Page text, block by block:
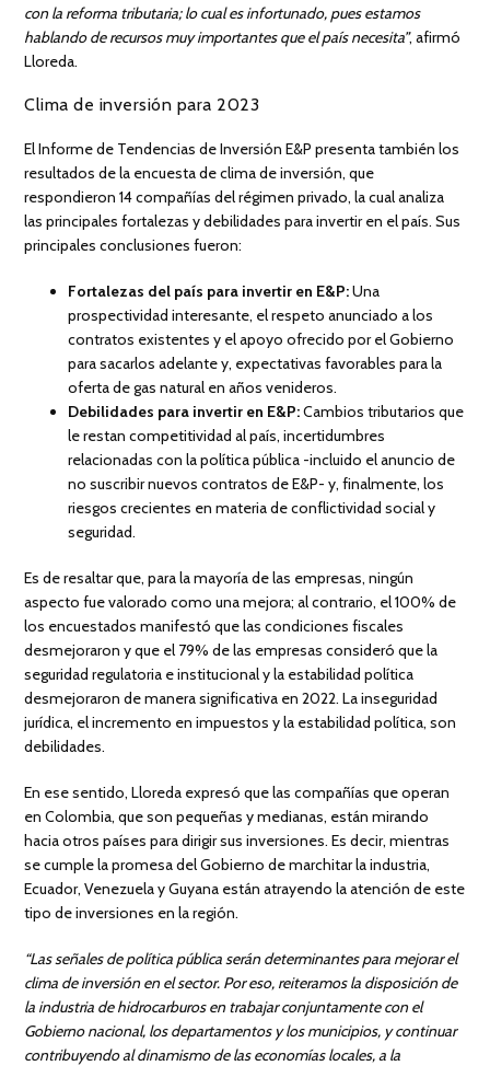
con la reforma tributaria; lo cual es infortunado, pues estamos
hablando de recursos muy importantes que el país necesita”, afirmó
Lloreda.
Clima de inversión para 2023
El Informe de Tendencias de Inversión E&P presenta también los
resultados de la encuesta de clima de inversión, que
respondieron 14 compañías del régimen privado, la cual analiza
las principales fortalezas y debilidades para invertir en el país. Sus
principales conclusiones fueron:
Fortalezas del país para invertir en E&P:Una
prospectividad interesante, el respeto anunciado a los
contratos existentes y el apoyo ofrecido por el Gobierno
para sacarlos adelante y, expectativas favorables para la
oferta de gas natural en años venideros.
Debilidades para invertir en E&P:Cambios tributarios que
le restan competitividad al país, incertidumbres
relacionadas con la política pública -incluido el anuncio de
no suscribir nuevos contratos de E&P- y, finalmente, los
riesgos crecientes en materia de conflictividad social y
seguridad.
Es de resaltar que, para la mayoría de las empresas, ningún
aspecto fue valorado como una mejora; al contrario, el 100% de
los encuestados manifestó que las condiciones fiscales
desmejoraron y que el 79% de las empresas consideró que la
seguridad regulatoria e institucional y la estabilidad política
desmejoraron de manera significativa en 2022. La inseguridad
jurídica, el incremento en impuestos y la estabilidad política, son
debilidades.
En ese sentido, Lloreda expresó que las compañías que operan
en Colombia, que son pequeñas y medianas, están mirando
hacia otros países para dirigir sus inversiones. Es decir, mientras
se cumple la promesa del Gobierno de marchitar la industria,
Ecuador, Venezuela y Guyana están atrayendo la atención de este
tipo de inversiones en la región.
“Las señales de política pública serán determinantes para mejorar el
clima de inversión en el sector. Por eso, reiteramos la disposición de
la industria de hidrocarburos en trabajar conjuntamente con el
Gobierno nacional, los departamentos y los municipios, y continuar
contribuyendo al dinamismo de las economías locales, a la